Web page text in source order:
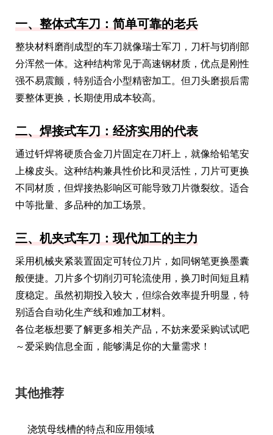
一、整体式车刀：简单可靠的老兵
整块材料磨削成型的车刀就像瑞士军刀，刀杆与切削部
分浑然一体。这种结构常见于高速钢材质，优点是刚性
强不易震颤，特别适合小型精密加工。但刀头磨损后需
要整体更换，长期使用成本较高。
二、焊接式车刀：经济实用的代表
通过钎焊将硬质合金刀片固定在刀杆上，就像给铅笔安
上橡皮头。这种结构兼具性价比和灵活性，刀片可更换
不同材质，但焊接热影响区可能导致刀片微裂纹。适合
中等批量、多品种的加工场景。
三、机夹式车刀：现代加工的主力
采用机械夹紧装置固定可转位刀片，如同钢笔更换墨囊
般便捷。刀片多个切削刃可轮流使用，换刀时间短且精
度稳定。虽然初期投入较大，但综合效率提升明显，特
别适合自动化生产线和难加工材料。
各位老板想要了解更多相关产品，不妨来爱采购试试吧
～爱采购信息全面，能够满足你的大量需求！
其他推荐
浇筑母线槽的特点和应用领域